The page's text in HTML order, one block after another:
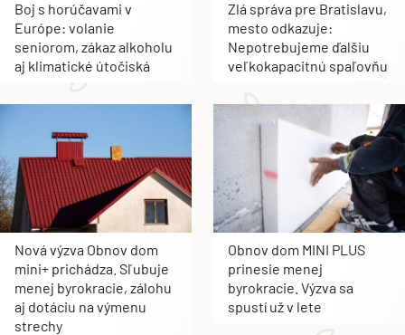
Boj s horúčavami v
Európe: volanie
seniorom, zákaz alkoholu
aj klimatické útočiská
Zlá správa pre Bratislavu,
mesto odkazuje:
Nepotrebujeme ďalšiu
veľkokapacitnú spaľovňu
Nová výzva Obnov dom
mini+ prichádza. Sľubuje
menej byrokracie, zálohu
aj dotáciu na výmenu
strechy
Obnov dom MINI PLUS
prinesie menej
byrokracie. Výzva sa
spustí už v lete